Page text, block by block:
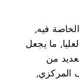
فيه⸲
ما يجعل
من
المركزي⸲